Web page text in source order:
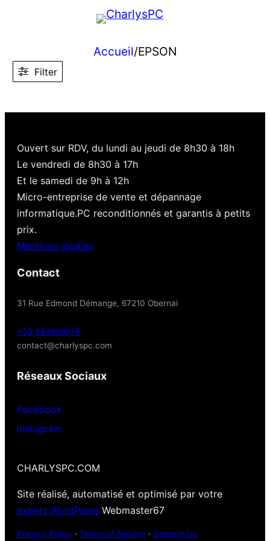
Accueil/EPSON
Filter
Ouvert sur RDV, du lundi au jeudi de 8h30 à 18h
Le vendredi de 8h30 à 17h
Et le samedi de 9h à 12h
Micro-entreprise de vente et dépannage
informatique.PC reconditionnés et garantis à petits
prix.
Mentions légales
Contact
31 Rue Edmond Démange, 67210 Obernai
+33 684969076
contact@charlyspc.com
Réseaux Sociaux
Facebook
Instagram
CHARLYSPC.COM
Site réalisé, automatisé et optimisé par votre
expert WordPress Webmaster67
Privacy Policy · Terms of Service · Contact Us